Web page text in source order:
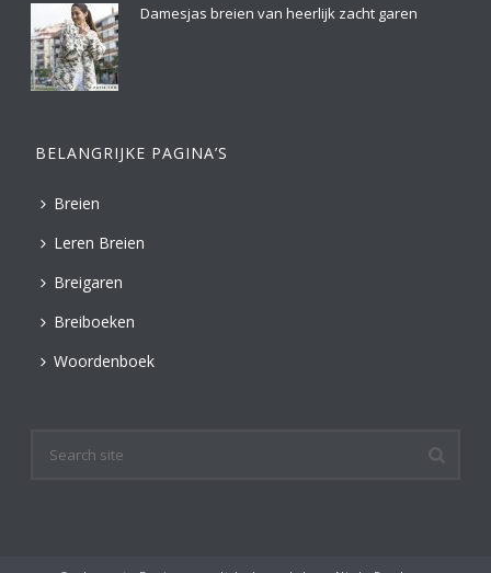
Damesjas breien van heerlijk zacht garen
BELANGRIJKE PAGINA’S
Breien
Leren Breien
Breigaren
Breiboeken
Woordenboek